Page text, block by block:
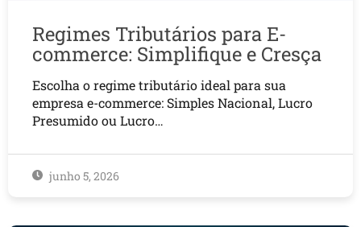
Regimes Tributários para E-
commerce: Simplifique e Cresça
Escolha o regime tributário ideal para sua
empresa e-commerce: Simples Nacional, Lucro
Presumido ou Lucro…
junho 5, 2026